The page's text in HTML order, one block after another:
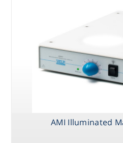
AMI Illuminated
Magnetic
ESP Ultraflat